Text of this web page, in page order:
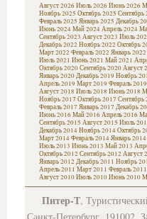
Август 2026 Июль 2026 Июнь 2026
Ноябрь 2025 Октябрь 2025 Сентябрь
Февраль 2025 Январь 2025 Декабрь
Июнь 2024Май 2024Апрель 2024
Сентябрь 2023 Август 2023 Июль
Декабрь 2022 Ноябрь 2022 Октябрь
Март 2022 Февраль 2022 Январь 2022
Июль 2021 Июнь 2021 Май 2021
Октябрь 2020Сентябрь 2020Август
Январь 2020Декабрь 2019 Ноябрь
Апрель 2019 Март 2019 Февраль 2019
Август 2018 Июль 2018 Июнь 2018
Ноябрь 2017 Октябрь 2017 Сентябрь
Февраль 2017 Январь 2017 Декабрь
Июнь 2016 Май 2016 Апрель 2016
Сентябрь 2015 Август 2015 Июль
Декабрь 2014Ноябрь 2014Октябрь
Март 2014Февраль 2014Январь 2014
Июль 2013 Июнь 2013 Май 2013
Октябрь 2012 Сентябрь 2012 Август
Январь 2012 Декабрь 2011 Ноябрь
Апрель 2011 Март 2011 Февраль 2011
Август 2010Июль 2010Июнь 2010
Питер-Т,